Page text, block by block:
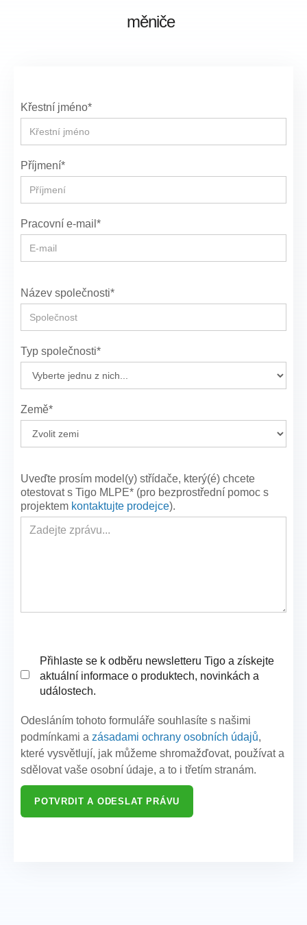
měniče
Křestní jméno*
Příjmení*
Pracovní e-mail*
Název společnosti*
Typ společnosti*
Země*
Uveďte prosím model(y) střídače, který(é) chcete
otestovat s Tigo MLPE* (pro bezprostřední pomoc s
projektem kontaktujte prodejce).
Přihlaste se k odběru newsletteru Tigo a získejte
aktuální informace o produktech, novinkách a
událostech.
Odesláním tohoto formuláře souhlasíte s našimi
podmínkami a zásadami ochrany osobních údajů,
které vysvětlují, jak můžeme shromažďovat, používat a
sdělovat vaše osobní údaje, a to i třetím stranám.